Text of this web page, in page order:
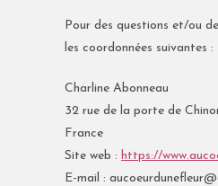
Pour des questions et/ou
les coordonnées suivantes :
Charline Abonneau
32 rue de la porte de
France
Site web : https://
E-mail : aucoeurdunefleur@